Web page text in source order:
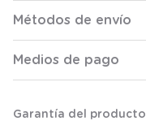
Métodos de envío
Medios de pago
Garantía del producto